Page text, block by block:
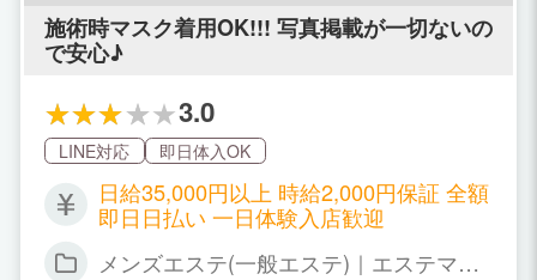
施術時マスク着用OK!!! 写真掲載が一切ないの
で安心♪
3.0
LINE対応 即日体入OK
日給35,000円以上 時給2,000円保証 全額
即日日払い 一日体験入店歓迎
メンズエステ(一般エステ)｜エステマッ